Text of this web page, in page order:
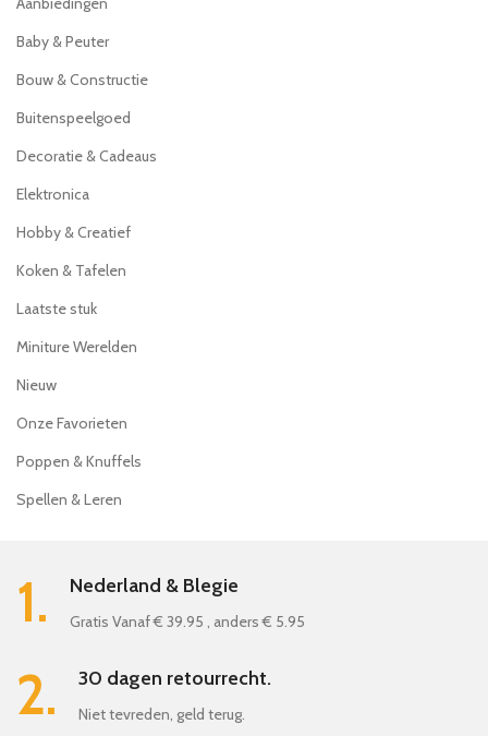
Baby & Peuter
Bouw & Constructie
Buitenspeelgoed
Decoratie & Cadeaus
Elektronica
Hobby & Creatief
Koken & Tafelen
Laatste stuk
Miniture Werelden
Nieuw
Onze Favorieten
Poppen & Knuffels
Spellen & Leren
1. Nederland & Blegie
Gratis Vanaf € 39.95 , anders € 5.95
2. 30 dagen retourrecht.
Niet tevreden, geld terug.